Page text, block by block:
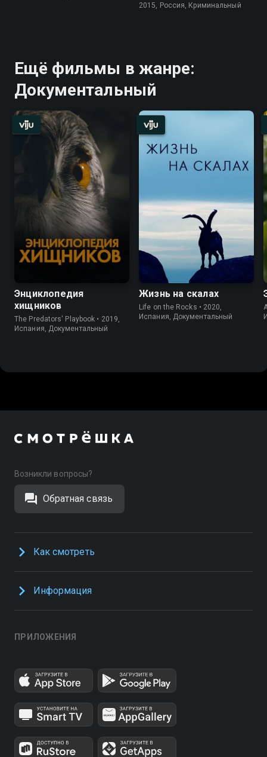
2015, Россия, Криминальный
Ещё фильмы в жанре:
Документальный
Энциклопедия
хищников
The Predators' Playbook • 2019,
Испания, Документальный
Жизнь на скалах
Life on the Rocks • 2020,
Испания, Документальный
Возникли вопросы?
Обратная связь
Как смотреть
Информация
ПРИЛОЖЕНИЯ